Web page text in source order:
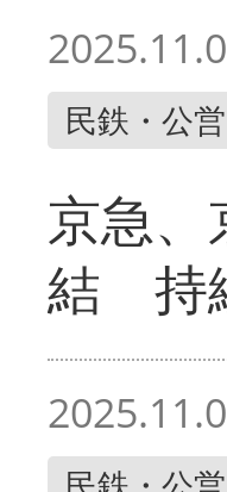
民鉄・公
京急
結 持